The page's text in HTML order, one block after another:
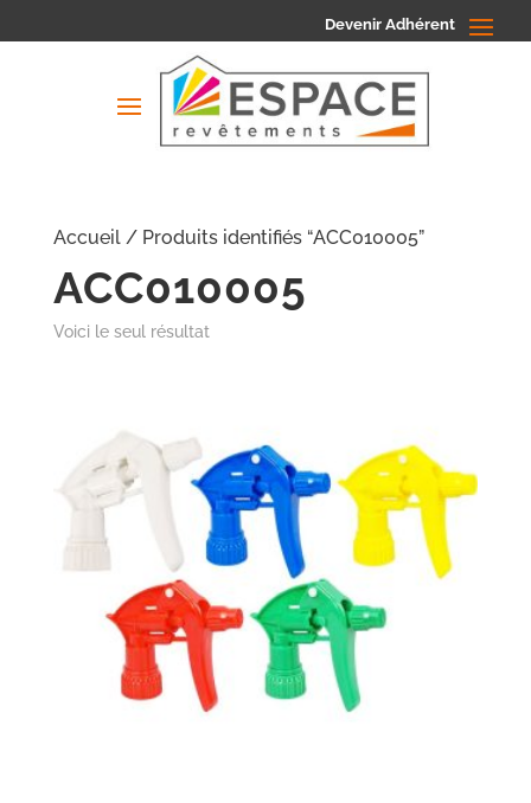
Devenir Adhérent
Accueil/ Produits identifiés “ACC010005”
ACC010005
Voici le seul résultat